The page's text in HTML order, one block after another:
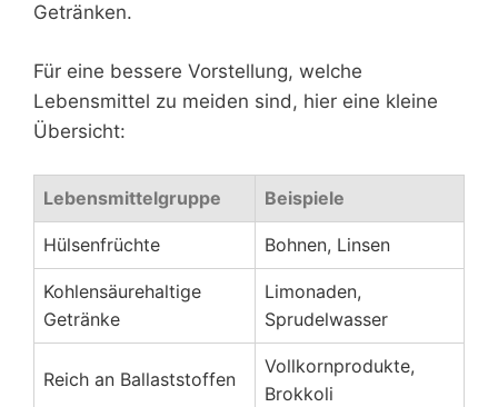
Getränken.
Für eine bessere Vorstellung, welche
Lebensmittel zu meiden sind, hier eine kleine
Übersicht:
Lebensmittelgruppe Beispiele
Hülsenfrüchte Bohnen, Linsen
Kohlensäurehaltige
Getränke
Limonaden,
Sprudelwasser
Reich an Ballaststoffen
Vollkornprodukte,
Brokkoli